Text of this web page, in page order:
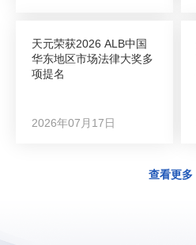
天元荣获2026 ALB中国
华东地区市场法律大奖多
项提名
2026年07月17日
查看更多